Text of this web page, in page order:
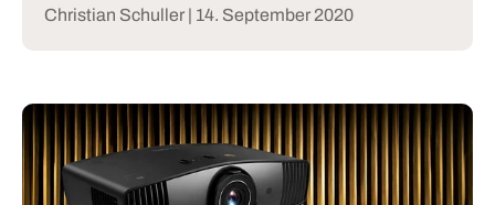
Christian Schuller | 14. September 2020